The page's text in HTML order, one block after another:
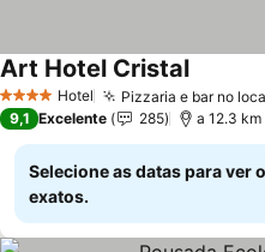
4 EstrelasHotel Pizzaria e bar no
Art Hotel Cristal
9,1 Excelente 285 a 12.3
Selecione as datas para ver
exatos.